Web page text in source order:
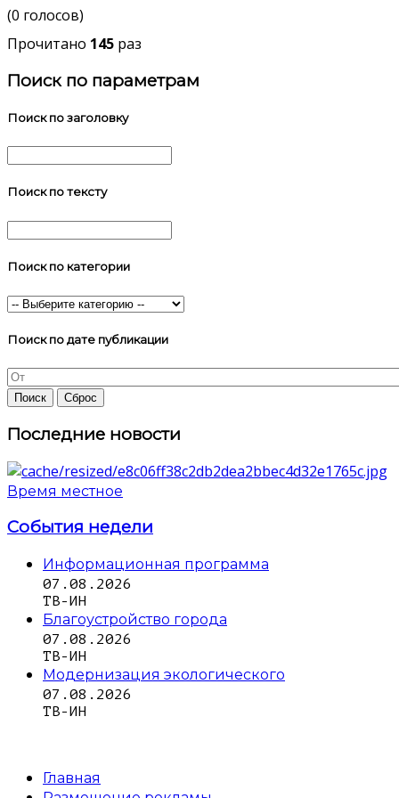
(0 голосов)
Прочитано 145 раз
Поиск по параметрам
Поиск по заголовку
Поиск по тексту
Поиск по категории
Поиск по дате публикации
Последние новости
Время местное
События недели
Информационная программа
07.08.2026
ТВ-ИН
Благоустройство города
07.08.2026
ТВ-ИН
Модернизация экологического
07.08.2026
ТВ-ИН
Главная